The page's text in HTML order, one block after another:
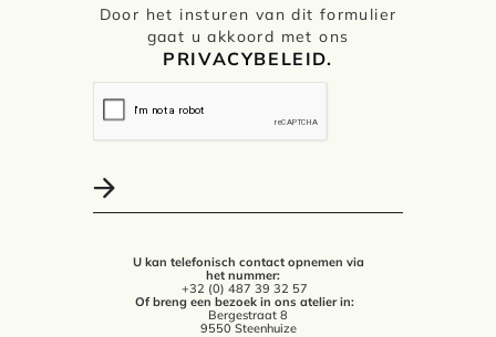
Door het insturen van dit formulier
gaat u akkoord met ons
PRIVACYBELEID.
U kan telefonisch contact opnemen via
het nummer:
+32 (0) 487 39 32 57
Of breng een bezoek in ons atelier in:
Bergestraat 8
9550 Steenhuize